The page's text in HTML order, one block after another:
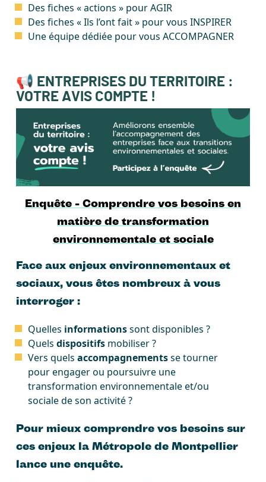
Des fiches « actions » pour AGIR
Des fiches « Ils l’ont fait » pour vous INSPIRER
Une équipe dédiée pour vous ACCOMPAGNER
📢 ENTREPRISES DU TERRITOIRE :
VOTRE AVIS COMPTE !
Enquête - Comprendre vos besoins en
matière de transformation
environnementale et sociale
Face aux enjeux environnementaux et
sociaux, vous êtes nombreux à vous
interroger :
Quelles informationssont disponibles ?
Quels dispositifs mobiliser ?
Vers quels accompagnementsse tourner
pour engager ou poursuivre une
transformation environnementale et/ou
sociale de son activité ?
Pour mieux comprendre vos besoins sur
ces enjeux la Métropole de Montpellier
lance une enquête.